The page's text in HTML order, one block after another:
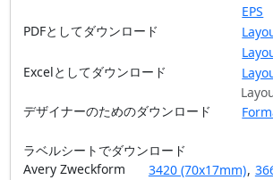
EPS
PDFとしてダウンロード
Excelとしてダウンロード
デザイナーのためのダウンロード
ラベルシートでダウンロード
Avery Zweckform
3420 (70x17mm),